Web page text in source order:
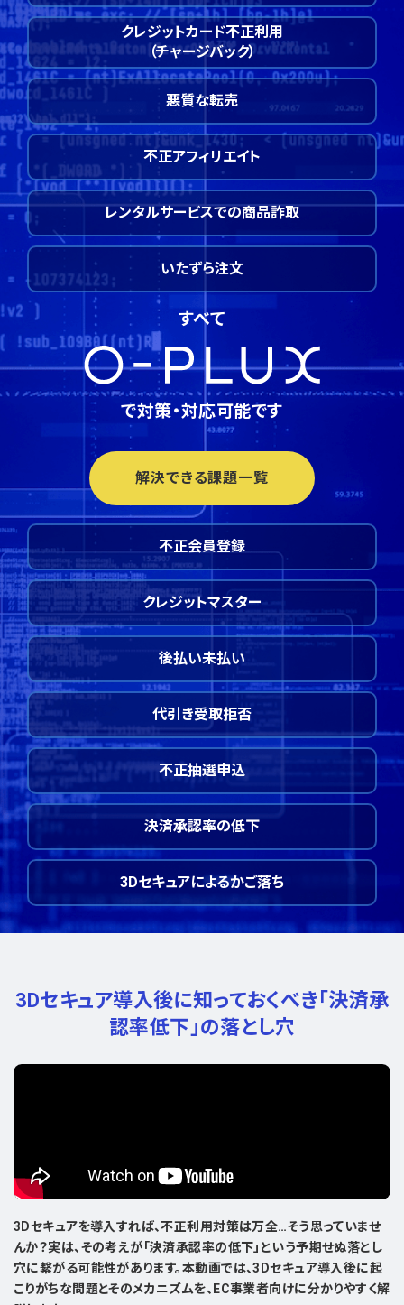
クレジットカード不正利用
（チャージバック）
悪質な転売
不正アフィリエイト
レンタルサービスでの商品詐取
いたずら注文
すべて
で対策・対応可能です
解決できる課題一覧
不正会員登録
クレジットマスター
後払い未払い
代引き受取拒否
不正抽選申込
決済承認率の低下
3Dセキュアによるかご落ち
3Dセキュア導入後に知っておくべき「決済承
認率低下」の落とし穴
3Dセキュアを導入すれば、不正利用対策は万全…そう思っていませ
んか？実は、その考えが「決済承認率の低下」という予期せぬ落とし
穴に繋がる可能性があります。本動画では、3Dセキュア導入後に起
こりがちな問題とそのメカニズムを、EC事業者向けに分かりやすく解